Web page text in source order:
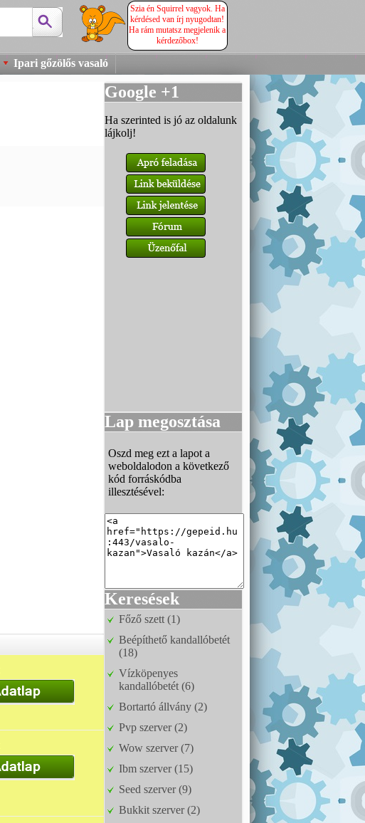
Szia én Squirrel vagyok. Ha
kérdésed van írj nyugodtan!
Ha rám mutatsz megjelenik a
kérdezőbox!
Ipari gőzölős vasaló
Google +1
Ha szerinted is jó az oldalunk
lájkolj!
Lap megosztása
Oszd meg ezt a lapot a
weboldalodon a következő
kód forráskódba
illesztésével:
Keresések
Főző szett (1)
Beépíthető kandallóbetét
(18)
Vízköpenyes
kandallóbetét (6)
Bortartó állvány (2)
Pvp szerver (2)
Wow szerver (7)
Ibm szerver (15)
Seed szerver (9)
Bukkit szerver (2)